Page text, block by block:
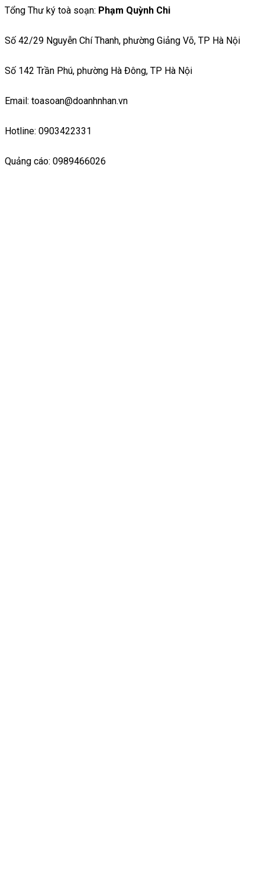
Tổng Thư ký toà soạn: Phạm Quỳnh Chi
Số 42/29 Nguyễn Chí Thanh, phường Giảng Võ, TP Hà Nội
Số 142 Trần Phú, phường Hà Đông, TP Hà Nội
Email: toasoan@doanhnhan.vn
Hotline: 0903422331
Quảng cáo: 0989466026